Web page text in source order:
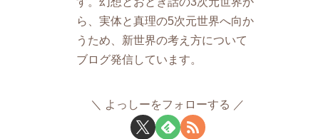
ら、実体と真理の5次元世界へ向か
うため、新世界の考え方について
ブログ発信しています。
よっしーをフォローする